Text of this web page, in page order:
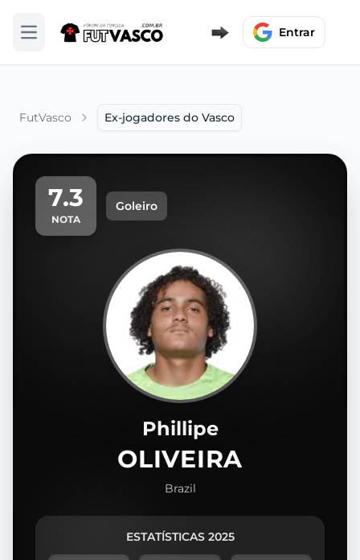
Abrir menu Entrar
FutVasco Ex-jogadores do Vasco
7.3
NOTA
Goleiro
Phillipe
OLIVEIRA
Brazil
ESTATÍSTICAS 2025